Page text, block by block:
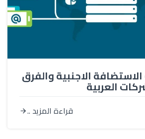
الاجنبية والفرق
العربية
قراءة المزيد ..